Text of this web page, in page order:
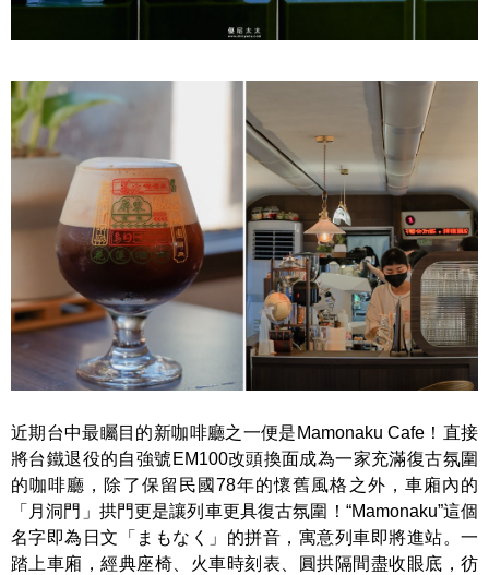
近期台中最矚目的新咖啡廳之一便是Mamonaku Cafe！直接
將台鐵退役的自強號EM100改頭換面成為一家充滿復古氛圍
的咖啡廳，除了保留民國78年的懷舊風格之外，車廂內的
「月洞門」拱門更是讓列車更具復古氛圍！“Mamonaku”這個
名字即為日文「まもなく」的拼音，寓意列車即將進站。一
踏上車廂，經典座椅、火車時刻表、圓拱隔間盡收眼底，彷